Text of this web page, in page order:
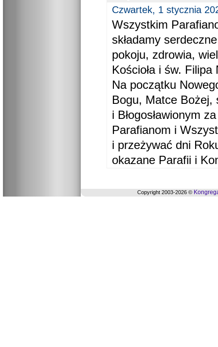
Czwartek, 1 stycznia
Wszystkim
składamy
pokoju, zdrowia,
Kościoła i św. Filipa
Na początku
Bogu, Matce Bożej,
i Błogosławionym
Parafianom i
i przeżywać dni
okazane Parafii i
Copyright 2003-2026 ©